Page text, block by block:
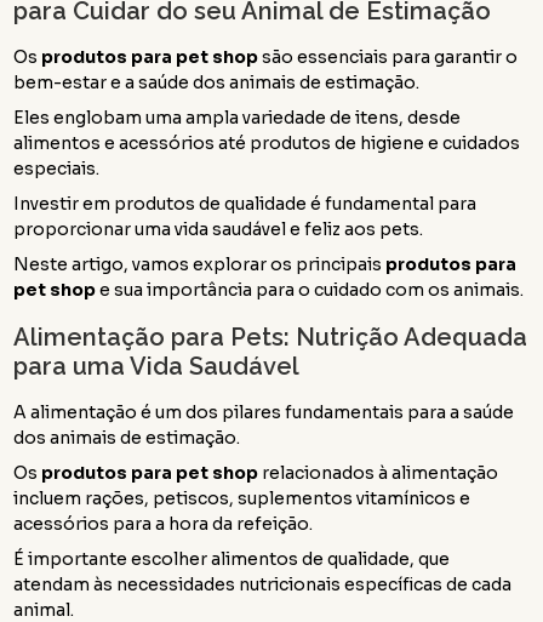
para Cuidar do seu Animal de Estimação
Os produtos para pet shopsão essenciais para garantir o
bem-estar e a saúde dos animais de estimação.
Eles englobam uma ampla variedade de itens, desde
alimentos e acessórios até produtos de higiene e cuidados
especiais.
Investir em produtos de qualidade é fundamental para
proporcionar uma vida saudável e feliz aos pets.
Neste artigo, vamos explorar os principais produtos para
pet shope sua importância para o cuidado com os animais.
Alimentação para Pets: Nutrição Adequada
para uma Vida Saudável
A alimentação é um dos pilares fundamentais para a saúde
dos animais de estimação.
Os produtos para pet shop relacionados à alimentação
incluem rações, petiscos, suplementos vitamínicos e
acessórios para a hora da refeição.
É importante escolher alimentos de qualidade, que
atendam às necessidades nutricionais específicas de cada
animal.